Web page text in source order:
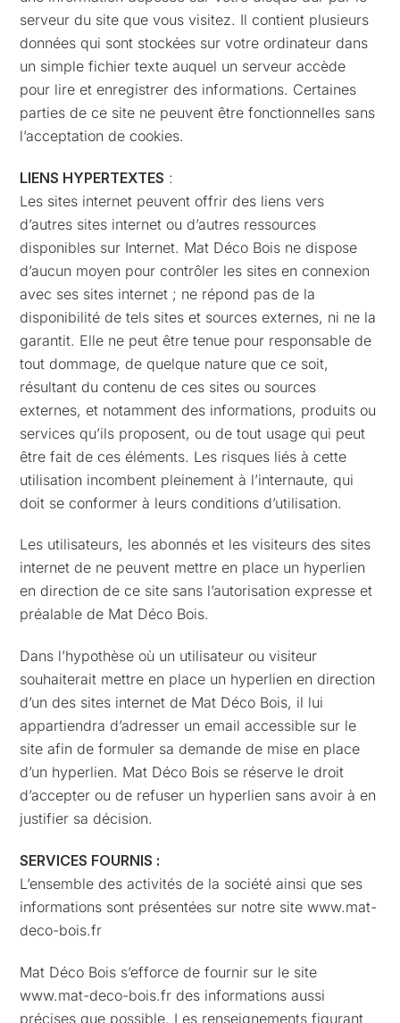
serveur du site que vous visitez. Il contient plusieurs
données qui sont stockées sur votre ordinateur dans
un simple fichier texte auquel un serveur accède
pour lire et enregistrer des informations. Certaines
parties de ce site ne peuvent être fonctionnelles sans
l’acceptation de cookies.
LIENS HYPERTEXTES :
Les sites internet peuvent offrir des liens vers
d’autres sites internet ou d’autres ressources
disponibles sur Internet. Mat Déco Bois ne dispose
d’aucun moyen pour contrôler les sites en connexion
avec ses sites internet ; ne répond pas de la
disponibilité de tels sites et sources externes, ni ne la
garantit. Elle ne peut être tenue pour responsable de
tout dommage, de quelque nature que ce soit,
résultant du contenu de ces sites ou sources
externes, et notamment des informations, produits ou
services qu’ils proposent, ou de tout usage qui peut
être fait de ces éléments. Les risques liés à cette
utilisation incombent pleinement à l’internaute, qui
doit se conformer à leurs conditions d’utilisation.
Les utilisateurs, les abonnés et les visiteurs des sites
internet de ne peuvent mettre en place un hyperlien
en direction de ce site sans l’autorisation expresse et
préalable de Mat Déco Bois.
Dans l’hypothèse où un utilisateur ou visiteur
souhaiterait mettre en place un hyperlien en direction
d’un des sites internet de Mat Déco Bois, il lui
appartiendra d’adresser un email accessible sur le
site afin de formuler sa demande de mise en place
d’un hyperlien. Mat Déco Bois se réserve le droit
d’accepter ou de refuser un hyperlien sans avoir à en
justifier sa décision.
SERVICES FOURNIS :
L’ensemble des activités de la société ainsi que ses
informations sont présentées sur notre site www.mat-
deco-bois.fr
Mat Déco Bois s’efforce de fournir sur le site
www.mat-deco-bois.fr des informations aussi
précises que possible. Les renseignements figurant